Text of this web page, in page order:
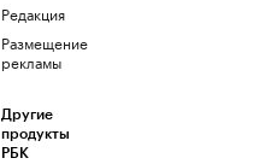
Редакция
Размещение
рекламы
Другие
продукты
РБК